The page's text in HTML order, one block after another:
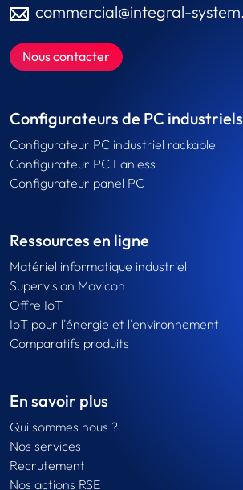
commercial@integral-
Nous contacter
Configurateurs de PC industriels
Configurateur PC industriel rackable
Configurateur PC Fanless
Configurateur panel PC
Ressources en ligne
Matériel informatique industriel
Supervision Movicon
Offre IoT
IoT pour l'énergie et l'environnement
Comparatifs produits
En savoir plus
Qui sommes nous ?
Nos services
Recrutement
Nos actions RSE